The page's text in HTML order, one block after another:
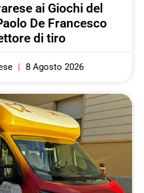
ai Giochi del
De Francesco
di tiro
8 Agosto 2026